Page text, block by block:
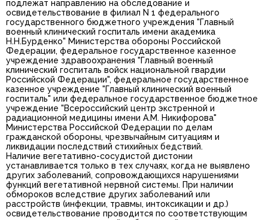
подлежат направлению на обследование и
освидетельствование в филиал N 1 федерального
государственного бюджетного учреждения "Главный
военный клинический госпиталь имени академика
Н.Н.Бурденко" Министерства обороны Российской
Федерации, федеральное государственное казенное
учреждение здравоохранения "Главный военный
клинический госпиталь войск национальной гвардии
Российской Федерации", федеральное государственное
казенное учреждение "Главный клинический военный
госпиталь" или федеральное государственное бюджетное
учреждение "Всероссийский центр экстренной и
радиационной медицины имени А.М. Никифорова"
Министерства Российской Федерации по делам
гражданской обороны, чрезвычайным ситуациям и
ликвидации последствий стихийных бедствий.
Наличие вегетативно-сосудистой дистонии
устанавливается только в тех случаях, когда не выявлено
других заболеваний, сопровождающихся нарушениями
функций вегетативной нервной системы. При наличии
обмороков вследствие других заболеваний или
расстройств (инфекции, травмы, интоксикации и др.)
освидетельствование проводится по соответствующим